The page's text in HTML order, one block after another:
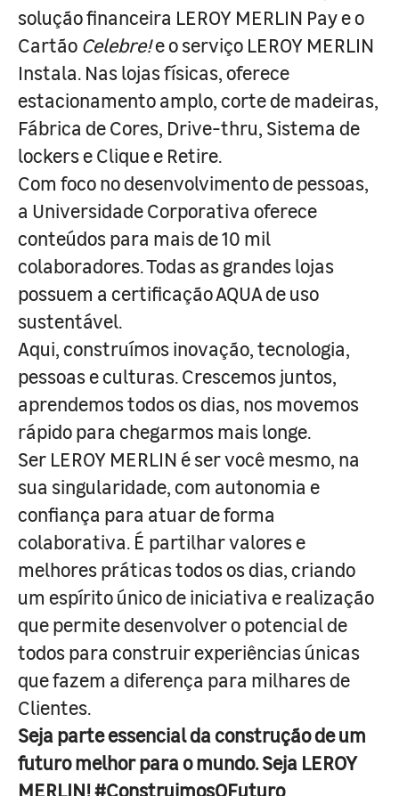
solução financeira LEROY MERLIN Pay e o
Cartão Celebre!e o serviço LEROY MERLIN
Instala. Nas lojas físicas, oferece
estacionamento amplo, corte de madeiras,
Fábrica de Cores, Drive-thru, Sistema de
lockers e Clique e Retire.
Com foco no desenvolvimento de pessoas,
a Universidade Corporativa oferece
conteúdos para mais de 10 mil
colaboradores. Todas as grandes lojas
possuem a certificação AQUA de uso
sustentável.
Aqui, construímos inovação, tecnologia,
pessoas e culturas. Crescemos juntos,
aprendemos todos os dias, nos movemos
rápido para chegarmos mais longe.
Ser LEROY MERLIN é ser você mesmo, na
sua singularidade, com autonomia e
confiança para atuar de forma
colaborativa. É partilhar valores e
melhores práticas todos os dias, criando
um espírito único de iniciativa e realização
que permite desenvolver o potencial de
todos para construir experiências únicas
que fazem a diferença para milhares de
Clientes.
Seja parte essencial da construção de um
futuro melhor para o mundo. Seja LEROY
MERLIN! #ConstruimosOFuturo